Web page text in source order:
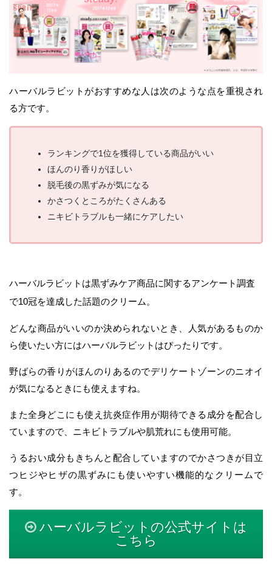
ハーバルラビットがおすすめな人は次のような点を重視され
る方です。
ランキングで1位を獲得している商品がいい
ほんのり香りがほしい
脱毛後の黒ずみが気になる
かさつくところがたくさんある
ニキビトラブルも一緒にケアしたい
ハーバルラビットは黒ずみケア商品に関するアンケート調査
で10冠を達成した話題のクリーム。
どんな商品がいいのか決められないとき、人気があるものか
ら使いたい方にはハーバルラビットはぴったりです。
野ばらの香りがほんのりあるのでデリケートゾーンのニオイ
が気になるときにも使えますね。
また全身どこにも使え抗炎症作用が期待できる成分を配合し
ていますので、ニキビトラブルや肌荒れにも使用可能。
うるおい成分もきちんと配合していますのでかさつきが目立
つヒジやヒザの黒ずみにも使いやすい機能的なクリームで
す。
ハーバルラビットの公式サイトは
こちら